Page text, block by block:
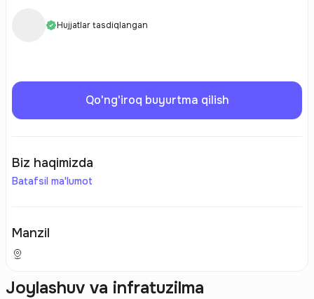
Hujjatlar tasdiqlangan
Qo'ng'iroq buyurtma qilish
Biz haqimizda
Batafsil ma'lumot
Manzil
Joylashuv va infratuzilma